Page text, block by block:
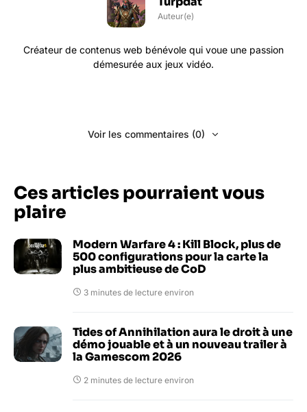
Auteur(e)
Créateur de contenus web bénévole qui voue une passion
démesurée aux jeux vidéo.
Voir les commentaires (0)
Ces articles pourraient vous
plaire
Modern Warfare 4 : Kill Block, plus de
500 configurations pour la carte la
plus ambitieuse de CoD
3 minutes de lecture environ
Tides of Annihilation aura le droit à une
démo jouable et à un nouveau trailer à
la Gamescom 2026
2 minutes de lecture environ